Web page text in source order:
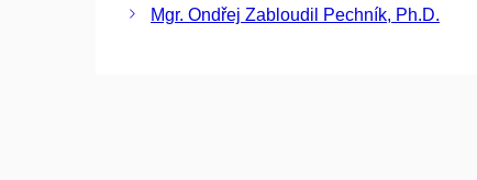
Mgr. Ondřej Zabloudil Pechník, Ph.D.